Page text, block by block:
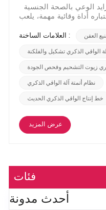
أداة وقائية مهمة، يلعب
المقصود. ومن أجل تلبية
الواقي الذكري تعتمد
العلامات الساخنة : العفن
آلة الواقي الذكري تشكيل والفلكنة
زيوت التشحيم وفحص الجودة
نظام أتمتة آلة الواقي الذكري
خط إنتاج الواقي الذكري الحديث
عرض المزيد
فئات
أحدث مدونة